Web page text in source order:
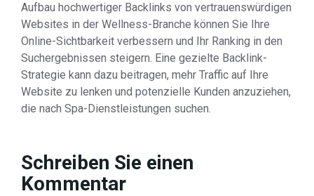
Aufbau hochwertiger Backlinks von vertrauenswürdigen
Websites in der Wellness-Branche können Sie Ihre
Online-Sichtbarkeit verbessern und Ihr Ranking in den
Suchergebnissen steigern. Eine gezielte Backlink-
Strategie kann dazu beitragen, mehr Traffic auf Ihre
Website zu lenken und potenzielle Kunden anzuziehen,
die nach Spa-Dienstleistungen suchen.
Schreiben Sie einen
Kommentar